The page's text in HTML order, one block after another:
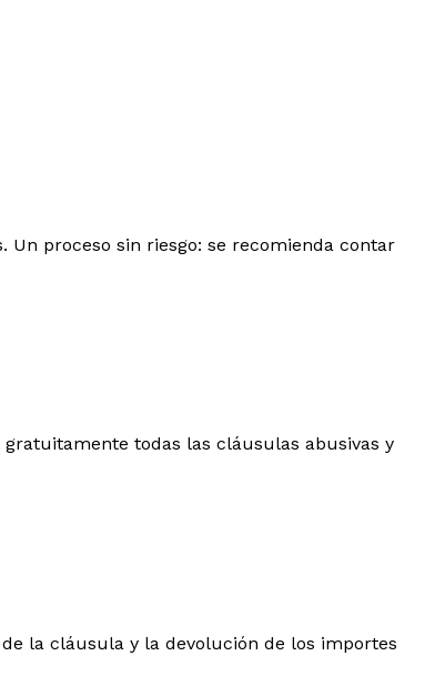
proceso sin riesgo: se recomienda contar
todas las cláusulas abusivas y
la cláusula y la devolución de los importes